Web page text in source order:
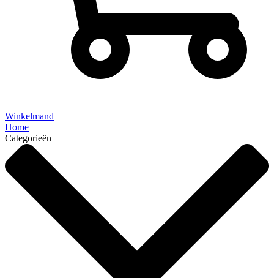
Winkelmand
Home
Categorieën